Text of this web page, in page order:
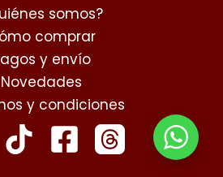
somos?
comprar
y envío
Novedades
y condiciones